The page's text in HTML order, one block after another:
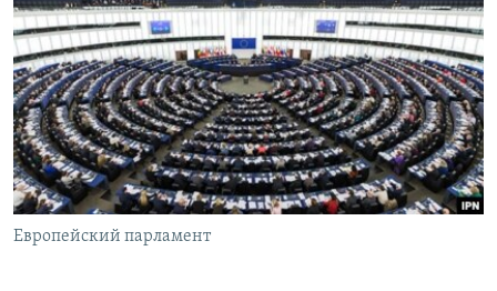
РАСПИСАНИЕ ВЕЩАНИЯ
ПОДПИШИТЕСЬ НА РАССЫЛКУ
СОЦИАЛЬНЫЕ СЕТИ
Европейский парламент